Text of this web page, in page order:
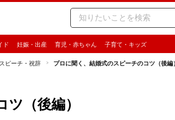
ド 妊娠・出産 育児・赤ちゃん 子育て・キッズ
ピーチ・祝辞 プロに聞く、結婚式のスピーチのコツ（後編
（後編）